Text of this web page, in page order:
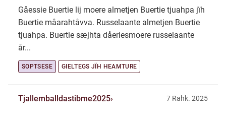
Gåessie Buertie lij moere almetjen Buertie tjuahpa jïh
Buertie måarahtåvva. Russelaante almetjen Buertie
tjuahpa. Buertie sæjhta dåeriesmoere russelaante
år...
SOPTSESE GIELTEGS JÏH HEAMTURE
Tjallemballdastibme2025 7 Rahk. 2025